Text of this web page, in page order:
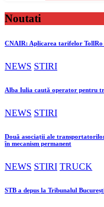
Noutati
CNAIR: Aplicarea tarifelor TollRo
NEWS STIRI
Alba Iulia caută operator pentru
NEWS STIRI
Două asociații ale
în mecanism permanent
NEWS STIRI TRUCK
STB a depus la Tribunalul